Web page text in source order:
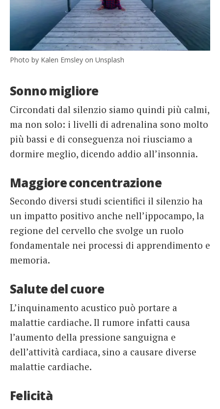
Photo by Kalen Emsley on Unsplash
Sonno migliore
Circondati dal silenzio siamo quindi più calmi,
ma non solo: i livelli di adrenalina sono molto
più bassi e di conseguenza noi riusciamo a
dormire meglio, dicendo addio all’insonnia.
Maggiore concentrazione
Secondo diversi studi scientifici il silenzio ha
un impatto positivo anche nell’ippocampo, la
regione del cervello che svolge un ruolo
fondamentale nei processi di apprendimento e
memoria.
Salute del cuore
L’inquinamento acustico può portare a
malattie cardiache. Il rumore infatti causa
l’aumento della pressione sanguigna e
dell’attività cardiaca, sino a causare diverse
malattie cardiache.
Felicità